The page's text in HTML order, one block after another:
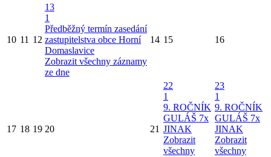
10 11 12
13
1
Předběžný termín zasedání
zastupitelstva obce Horní
Domaslavice
Zobrazit všechny záznamy
ze dne
14 15 16
17 18 19 20 21
22
1
9. ROČNÍK
GULÁŠ 7x
JINAK
Zobrazit
všechny
23
1
9. ROČNÍK
GULÁŠ 7x
JINAK
Zobrazit
všechny